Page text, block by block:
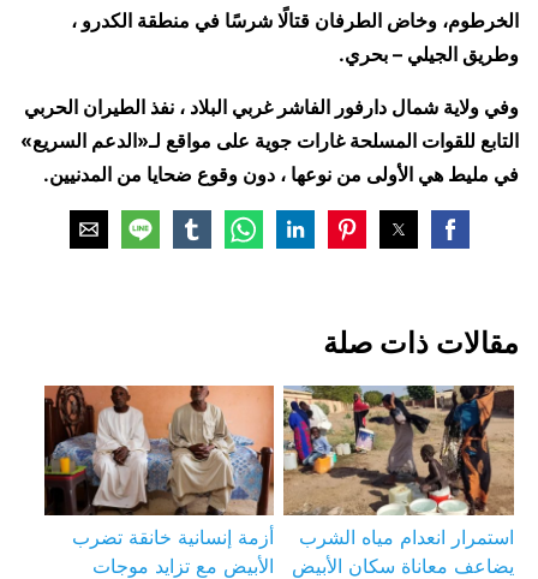
الخرطوم، وخاض الطرفان قتالًا شرسًا في منطقة الكدرو ،
وطريق الجيلي – بحري.
وفي ولاية شمال دارفور الفاشر غربي البلاد ، نفذ الطيران الحربي
التابع للقوات المسلحة غارات جوية على مواقع لـ«الدعم السريع»
في مليط هي الأولى من نوعها ، دون وقوع ضحايا من المدنيين.
مقالات ذات صلة
استمرار انعدام مياه الشرب
يضاعف معاناة سكان الأبيض
أزمة إنسانية خانقة تضرب
الأبيض مع تزايد موجات